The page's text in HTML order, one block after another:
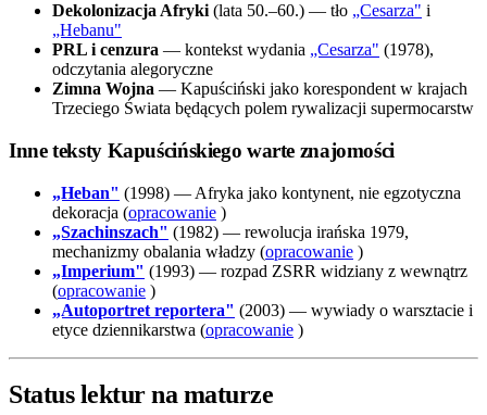
Dekolonizacja Afryki (lata 50.–60.) — tło „Cesarza" i
„Hebanu"
PRL i cenzura — kontekst wydania „Cesarza" (1978),
odczytania alegoryczne
Zimna Wojna — Kapuściński jako korespondent w krajach
Trzeciego Świata będących polem rywalizacji supermocarstw
Inne teksty Kapuścińskiego warte znajomości
„Heban" (1998) — Afryka jako kontynent, nie egzotyczna
dekoracja (opracowanie )
„Szachinszach" (1982) — rewolucja irańska 1979,
mechanizmy obalania władzy (opracowanie )
„Imperium" (1993) — rozpad ZSRR widziany z wewnątrz
(opracowanie )
„Autoportret reportera" (2003) — wywiady o warsztacie i
etyce dziennikarstwa (opracowanie )
Status lektur na maturze